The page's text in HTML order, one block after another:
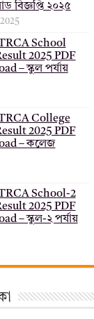
বিজ্ঞপ্তি ২০২৫
School
2025 PDF
– স্কুল পর্যায়
College
2025 PDF
– কলেজ
School-2
2025 PDF
– স্কুল-২ পর্যায়